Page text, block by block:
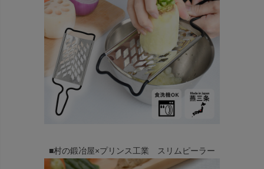
■村の鍛冶屋×プリンス工業 スリムピーラー